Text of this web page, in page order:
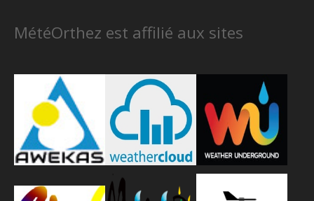
MétéOrthez est affilié aux sites